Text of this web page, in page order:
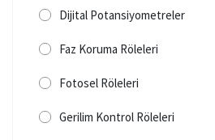
Dijital Potansiyometreler
Faz Koruma Röleleri
Fotosel Röleleri
Gerilim Kontrol Röleleri